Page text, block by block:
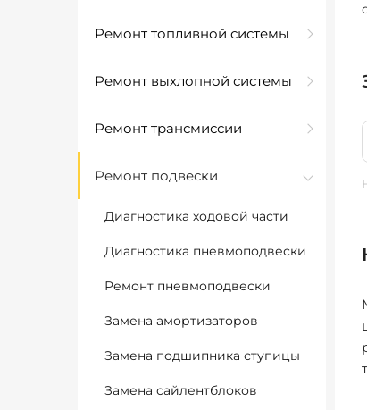
Ремонт топливной системы
Ремонт выхлопной системы
Ремонт трансмиссии
Ремонт подвески
Диагностика ходовой части
Диагностика пневмоподвески
Ремонт пневмоподвески
Замена амортизаторов
Замена подшипника ступицы
Замена сайлентблоков